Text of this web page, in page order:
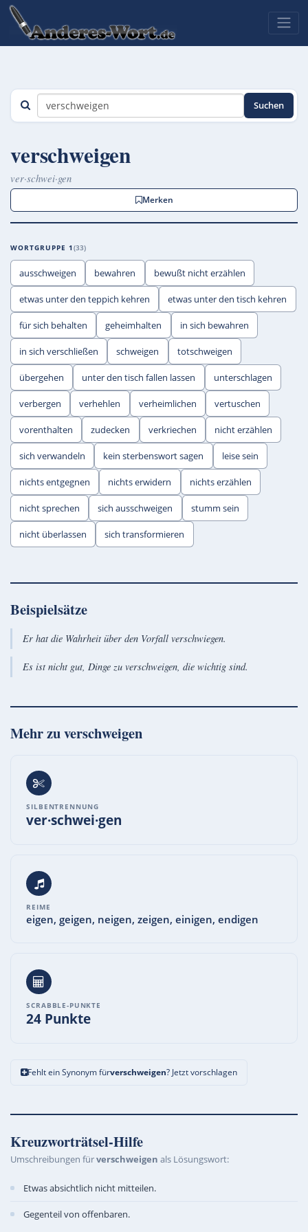
Suchen
verschweigen
ver·schwei·gen
Merken
WORTGRUPPE 1 33
ausschweigen bewahren bewußt nicht erzählen
etwas unter den teppich kehren etwas unter den tisch kehren
für sich behalten geheimhalten in sich bewahren
in sich verschließen schweigen totschweigen
übergehen unter den tisch fallen lassen unterschlagen
verbergen verhehlen verheimlichen vertuschen
vorenthalten zudecken verkriechen nicht erzählen
sich verwandeln kein sterbenswort sagen leise sein
nichts entgegnen nichts erwidern nichts erzählen
nicht sprechen sich ausschweigen stumm sein
nicht überlassen sich transformieren
Beispielsätze
Er hat die Wahrheit über den Vorfall verschwiegen.
Es ist nicht gut, Dinge zu verschweigen, die wichtig sind.
Mehr zuverschweigen
SILBENTRENNUNG
ver·schwei·gen
REIME
eigen, geigen, neigen, zeigen, einigen, endigen
SCRABBLE-PUNKTE
24 Punkte
Fehlt ein Synonym fürverschweigen? Jetzt vorschlagen
Kreuzworträtsel-Hilfe
Umschreibungen fürverschweigen als Lösungswort:
Etwas absichtlich nicht mitteilen.
Gegenteil von offenbaren.